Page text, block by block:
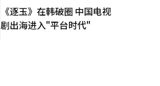
《逐玉》在韩破圈 中国电视
剧出海进入"平台时代"